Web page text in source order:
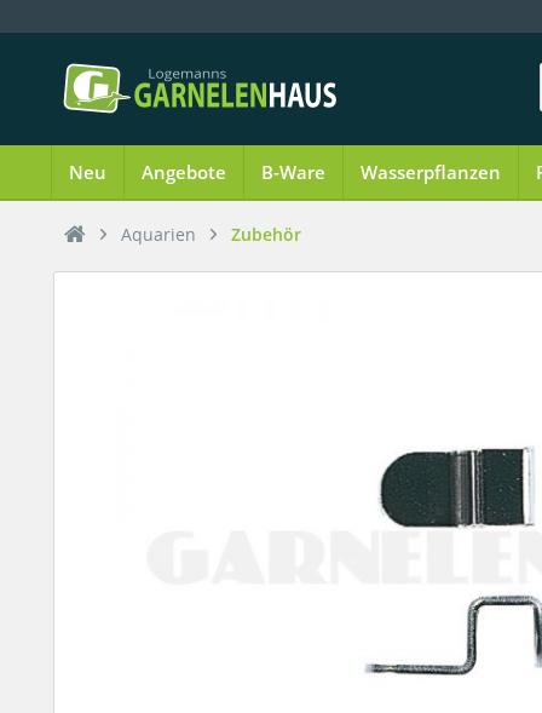
Neu Angebote B-Ware Wasserpflanzen
Aquarien Zubehör